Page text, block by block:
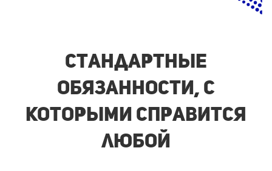
Стандартные
обязанности, с
которыми справится
любой